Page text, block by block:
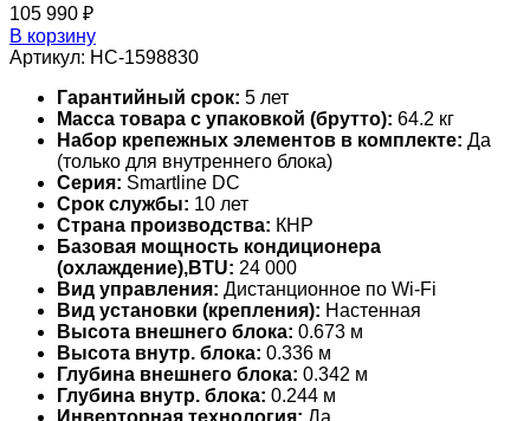
105 990 ₽
В корзину
Артикул: НС-1598830
Гарантийный срок: 5 лет
Масса товара с упаковкой (брутто): 64.2 кг
Набор крепежных элементов в комплекте: Да
(только для внутреннего блока)
Серия: Smartline DC
Срок службы: 10 лет
Страна производства: КНР
Базовая мощность кондиционера
(охлаждение),BTU: 24 000
Вид управления: Дистанционное по Wi-Fi
Вид установки (крепления): Настенная
Высота внешнего блока: 0.673 м
Высота внутр. блока: 0.336 м
Глубина внешнего блока: 0.342 м
Глубина внутр. блока: 0.244 м
Инверторная технология: Да